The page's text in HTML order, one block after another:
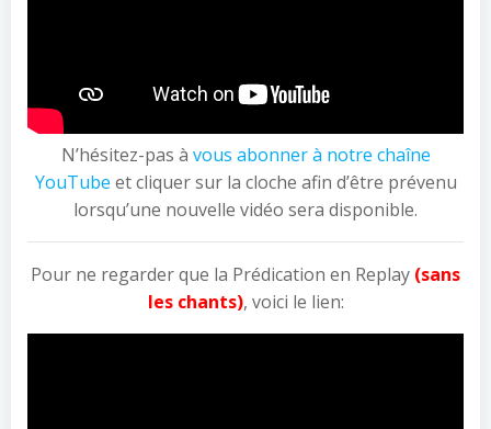
N’hésitez-pas à vous abonner à notre chaîne
YouTube et cliquer sur la cloche afin d’être prévenu
lorsqu’une nouvelle vidéo sera disponible.
Pour ne regarder que la Prédication en Replay (sans
les chants), voici le lien: